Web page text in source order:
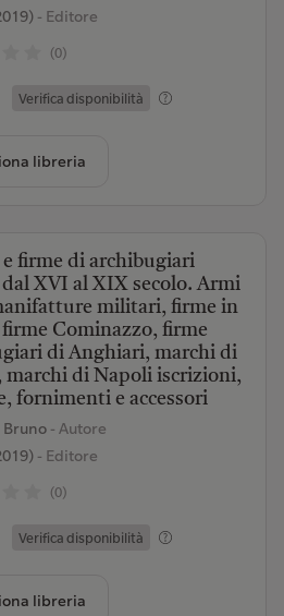
- Editore
(0)
Verifica disponibilità
libreria
firme di archibugiari
XVI al XIX secolo. Armi
militari, firme in
firme Cominazzo, firme
di Anghiari, marchi di
marchi di Napoli iscrizioni,
fornimenti e accessori
- Autore
- Editore
(0)
Verifica disponibilità
libreria